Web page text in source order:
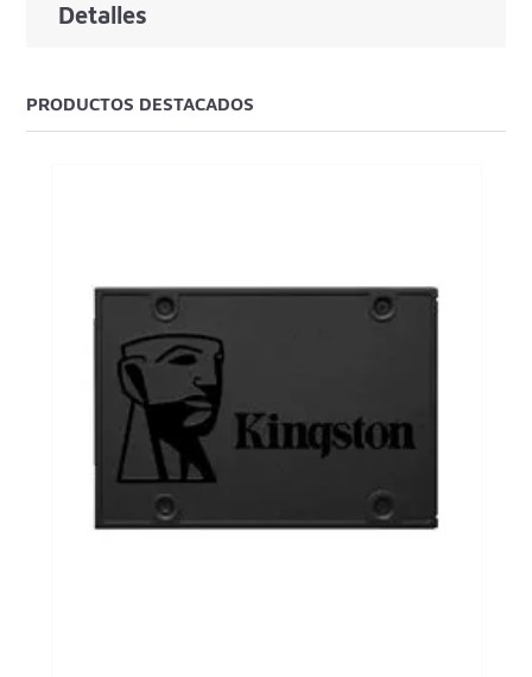
Detalles
PRODUCTOS DESTACADOS